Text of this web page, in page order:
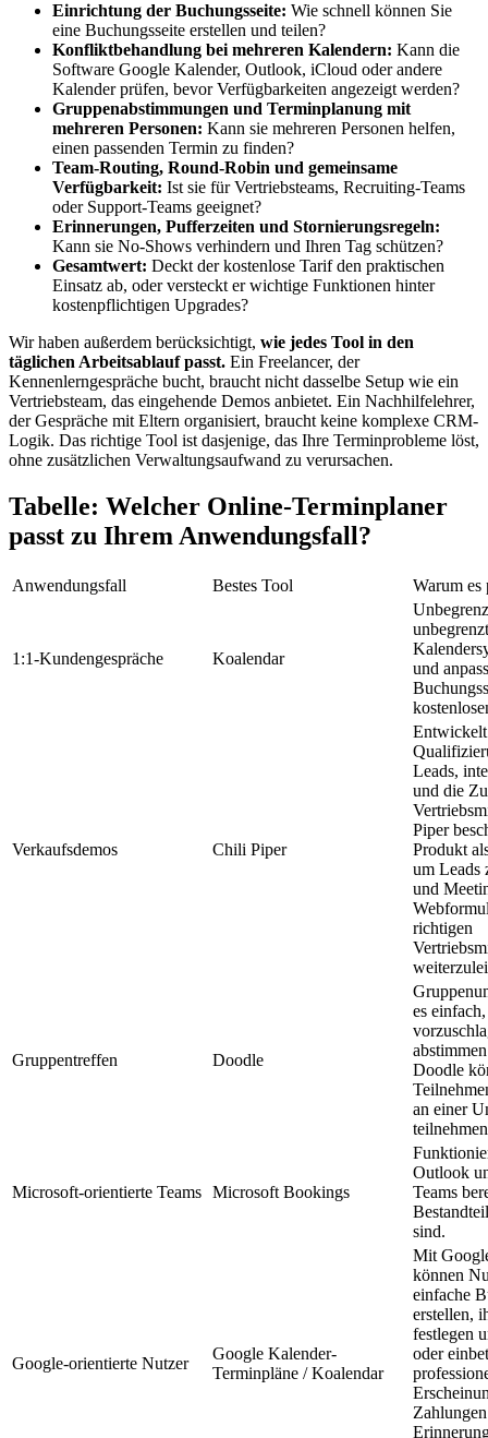
Einrichtung der Buchungsseite: Wie schnell können Sie
eine Buchungsseite erstellen und teilen?
Konfliktbehandlung bei mehreren Kalendern: Kann die
Software Google Kalender, Outlook, iCloud oder andere
Kalender prüfen, bevor Verfügbarkeiten angezeigt werden?
Gruppenabstimmungen und Terminplanung mit
mehreren Personen: Kann sie mehreren Personen helfen,
einen passenden Termin zu finden?
Team-Routing, Round-Robin und gemeinsame
Verfügbarkeit: Ist sie für Vertriebsteams, Recruiting-Teams
oder Support-Teams geeignet?
Erinnerungen, Pufferzeiten und Stornierungsregeln:
Kann sie No‑Shows verhindern und Ihren Tag schützen?
Gesamtwert: Deckt der kostenlose Tarif den praktischen
Einsatz ab, oder versteckt er wichtige Funktionen hinter
kostenpflichtigen Upgrades?
Wir haben außerdem berücksichtigt, wie jedes Tool in den
täglichen Arbeitsablauf passt. Ein Freelancer, der
Kennenlerngespräche bucht, braucht nicht dasselbe Setup wie ein
Vertriebsteam, das eingehende Demos anbietet. Ein Nachhilfelehrer,
der Gespräche mit Eltern organisiert, braucht keine komplexe CRM-
Logik. Das richtige Tool ist dasjenige, das Ihre Terminprobleme löst,
ohne zusätzlichen Verwaltungsaufwand zu verursachen.
Tabelle: Welcher Online-Terminplaner
passt zu Ihrem Anwendungsfall?
Anwendungsfall Bestes Tool Warum es
1:1-Kundengespräche Koalendar
und
Verkaufsdemos Chili Piper
Leads,
und die
Piper
Produkt
um Leads
und
richtigen
Gruppentreffen Doodle
es
Doodle
an einer
Microsoft-orientierte Teams Microsoft Bookings
Outlook
Teams
sind.
Google-orientierte Nutzer
Google Kalender-
Terminpläne / Koalendar
Mit
können
einfache
erstellen,
festlegen
oder